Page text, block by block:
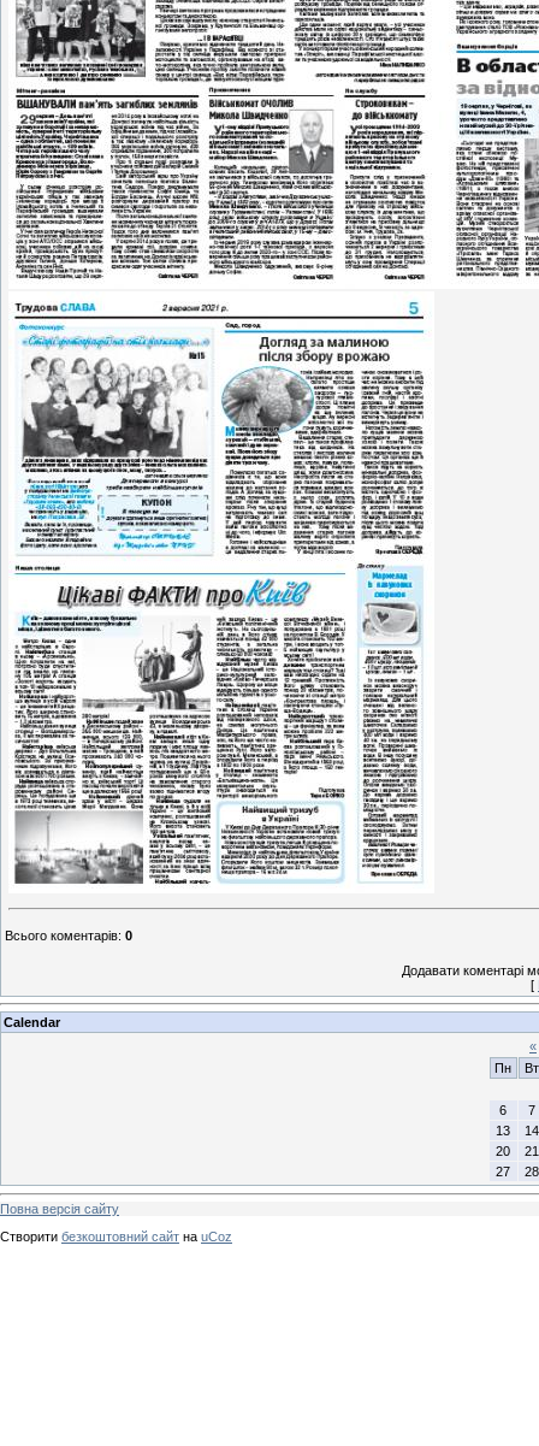
Всього коментарів: 0
Додавати коментарі
[
Calendar
«
Пн
Вт
6
7
13
14
20
21
27
28
Повна версія сайту
Створити безкоштовний сайт на uCoz